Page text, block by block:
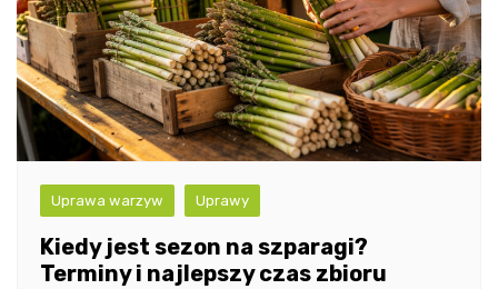
Uprawa warzyw Uprawy
Kiedy jest sezon na szparagi?
Terminy i najlepszy czas zbioru